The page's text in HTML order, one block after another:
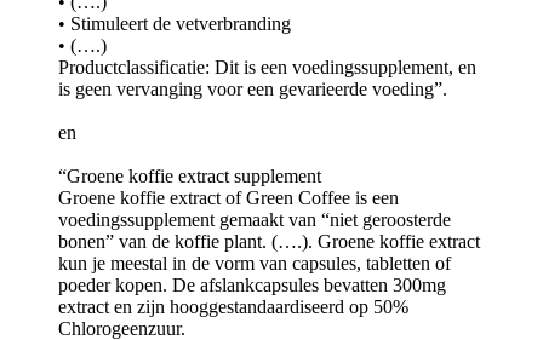
• Stimuleert de vetverbranding
• (….)
Productclassificatie: Dit is een voedingssupplement, en
is geen vervanging voor een gevarieerde voeding”.
en
“Groene koffie extract supplement
Groene koffie extract of Green Coffee is een
voedingssupplement gemaakt van “niet geroosterde
bonen” van de koffie plant. (….). Groene koffie extract
kun je meestal in de vorm van capsules, tabletten of
poeder kopen. De afslankcapsules bevatten 300mg
extract en zijn hooggestandaardiseerd op 50%
Chlorogeenzuur.